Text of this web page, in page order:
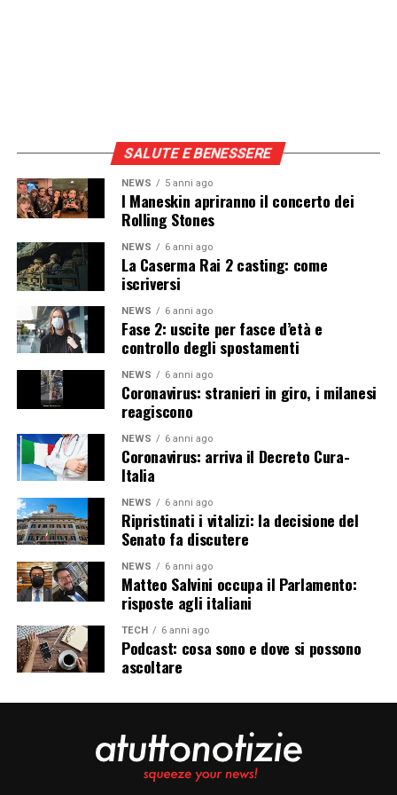
SALUTE E BENESSERE
NEWS 5 anni ago
I Maneskin apriranno il concerto dei
Rolling Stones
NEWS 6 anni ago
La Caserma Rai 2 casting: come
iscriversi
NEWS 6 anni ago
Fase 2: uscite per fasce d’età e
controllo degli spostamenti
NEWS 6 anni ago
Coronavirus: stranieri in giro, i milanesi
reagiscono
NEWS 6 anni ago
Coronavirus: arriva il Decreto Cura-
Italia
NEWS 6 anni ago
Ripristinati i vitalizi: la decisione del
Senato fa discutere
NEWS 6 anni ago
Matteo Salvini occupa il Parlamento:
risposte agli italiani
TECH 6 anni ago
Podcast: cosa sono e dove si possono
ascoltare